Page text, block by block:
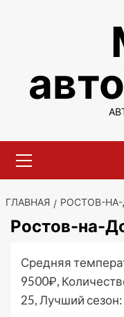
меню
ГЛАВНАЯ РОСТОВ-
Ростов-на-
Средняя
9500₽,
25, Лучший